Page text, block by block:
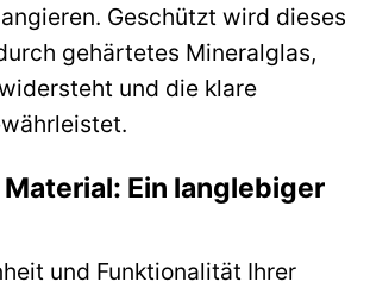
Geschützt wird dieses
gehärtetes Mineralglas,
und die klare
Ein langlebiger
und Funktionalität Ihrer